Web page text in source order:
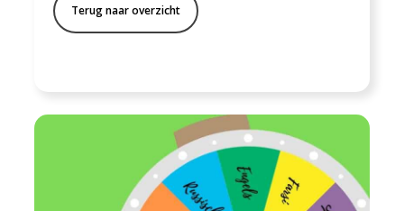
Terug naar overzicht